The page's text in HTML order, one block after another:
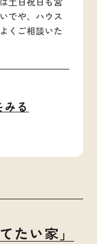
でや、ハウス
くご相談いた
る
たい家」